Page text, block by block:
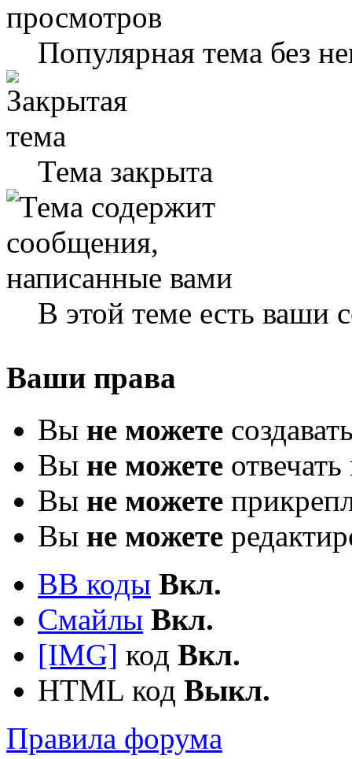
Популярная тема без
Тема закрыта
В этой теме есть ваши
Ваши права
Вы не можете
Вы не можете
Вы не можете
Вы не можете
BB коды Вкл.
Смайлы Вкл.
[IMG] код Вкл.
HTML код Выкл.
Правила форума